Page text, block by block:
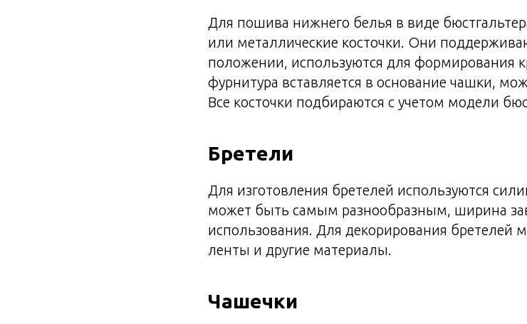
Для пошива нижнего белья в виде
или металлические косточки. Они
положении, используются для формирования
фурнитура вставляется в основание чашки,
Все косточки подбираются с учетом модели
Бретели
Для изготовления бретелей используются
может быть самым разнообразным, ширина
использования. Для декорирования бретелей
ленты и другие материалы.
Чашечки